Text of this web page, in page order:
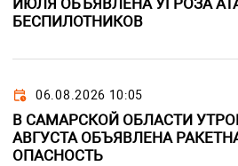
ИЮЛЯ ОБЪЯВЛЕНА УГРОЗА
БЕСПИЛОТНИКОВ
06.08.2026 10:05
В САМАРСКОЙ ОБЛАСТИ
АВГУСТА ОБЪЯВЛЕНА
ОПАСНОСТЬ